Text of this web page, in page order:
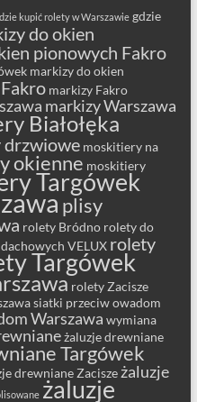
kupić rolety w Warszawie gdzie
do okien
pionowych Fakro
markizy do okien
markizy Fakro
markizy Warszawa
Białołęka
drzwiowe moskitiery na
okienne moskitiery
Targówek
plisy
rolety Bródno rolety do
VELUX rolety
Targówek
rolety Zacisze
siatki przeciw owadom
Warszawa wymiana
żaluzje drewniane
Targówek
drewniane Zacisze żaluzje
żaluzje